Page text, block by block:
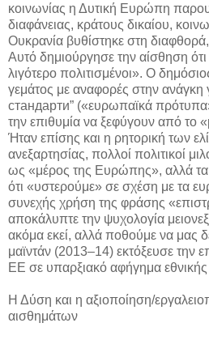
κοινωνίας η Δυτική Ευρώπη
διαφάνειας, κράτους δικαίου,
Ουκρανία βυθίστηκε στη διαφθορά,
Αυτό δημιούργησε την αίσθηση
λιγότερο πολιτισμένοι». Ο
γεμάτος με αναφορές στην ανάγκη
стандарти” («ευρωπαϊκά
την επιθυμία να ξεφύγουν από το
Ήταν επίσης και η ρητορική των
ανεξαρτησίας, πολλοί πολιτικοί
ως «μέρος της Ευρώπης», αλλά
ότι «υστερούμε» σε σχέση με τα
συνεχής χρήση της φράσης
αποκάλυπτε την ψυχολογία
ακόμα εκεί, αλλά ποθούμε να μας
μαϊντάν (2013–14) εκτόξευσε την
ΕΕ σε υπαρξιακό αφήγημα εθνικής
Η Δύση και η αξιοποίηση/
αισθημάτων